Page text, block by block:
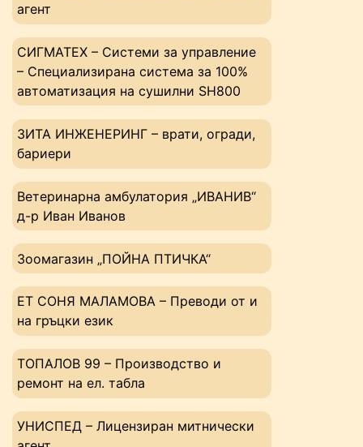
агент
СИГМАТЕХ – Системи за управление
– Специализирана система за 100%
автоматизация на сушилни SH800
ЗИТА ИНЖЕНЕРИНГ – врати, огради,
бариери
Ветеринарна амбулатория „ИВАНИВ“
д-р Иван Иванов
Зоомагазин „ПОЙНА ПТИЧКА“
ЕТ СОНЯ МАЛАМОВА – Преводи от и
на гръцки език
ТОПАЛОВ 99 – Производство и
ремонт на ел. табла
УНИСПЕД – Лицензиран митнически